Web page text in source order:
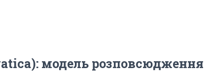
модель розповсюдження